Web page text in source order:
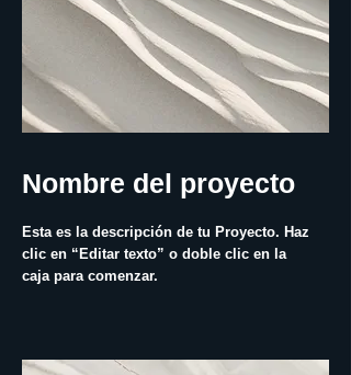
Nombre del proyecto
Esta es la descripción de tu Proyecto. Haz
clic en “Editar texto” o doble clic en la
caja para comenzar.